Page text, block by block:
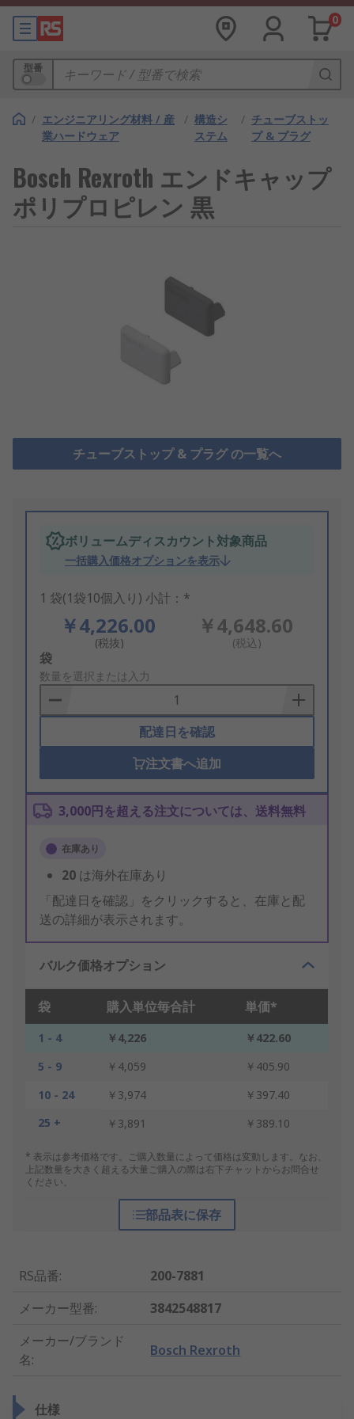
0
型番
/ エンジニアリング材料 / 産
業ハードウェア
/ 構造シ
ステム
/ チューブストッ
プ & プラグ
Bosch Rexroth エンドキャップ
ポリプロピレン 黒
チューブストップ & プラグ の一覧へ
ボリュームディスカウント対象商品
一括購入価格オプションを表示
1 袋(1袋10個入り) 小計：*
￥4,226.00
(税抜)
￥4,648.60
(税込)
Add
to
Basket
袋
数量を選択または入力
配達日を確認
注文書へ追加
3,000円を超える注文については、送料無料
在庫あり
20 は海外在庫あり
「配達日を確認」をクリックすると、在庫と配
送の詳細が表示されます。
バルク価格オプション
袋 購入単位毎合計 単価*
1 - 4 ￥4,226
￥422.60
5 - 9
￥4,059
￥405.90
10 - 24
￥3,974
￥397.40
25 +
￥3,891 ￥389.10
* 表示は参考価格です。ご購入数量によって価格は変動します。なお、
上記数量を大きく超える大量ご購入の際は右下チャットからお問合せ
ください。
部品表に保存
RS品番:
200-7881
メーカー型番:
3842548817
メーカー/ブランド
名:
Bosch Rexroth
仕様